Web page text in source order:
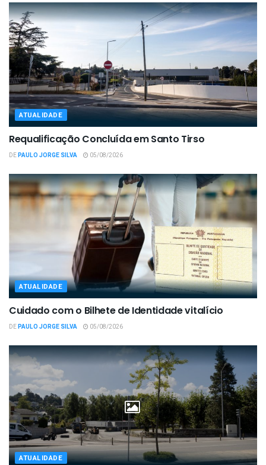
ATUALIDADE
Requalificação Concluída em Santo Tirso
DEPAULO JORGE SILVA 05/08/2026
ATUALIDADE
Cuidado com o Bilhete de Identidade vitalício
DEPAULO JORGE SILVA 05/08/2026
ATUALIDADE